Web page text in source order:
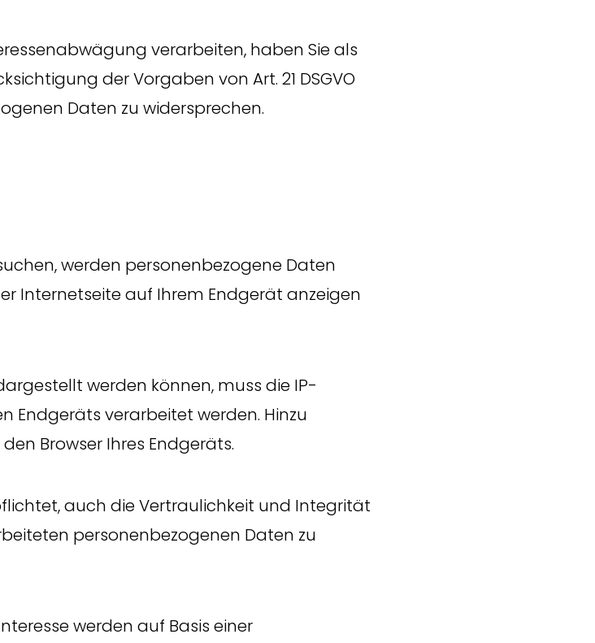
verarbeiten, haben Sie als
der Vorgaben von Art. 21 DSGVO
Daten zu widersprechen.
werden personenbezogene Daten
Internetseite auf Ihrem Endgerät anzeigen
werden können, muss die IP-
Endgeräts verarbeitet werden. Hinzu
Browser Ihres Endgeräts.
auch die Vertraulichkeit und Integrität
personenbezogenen Daten zu
werden auf Basis einer